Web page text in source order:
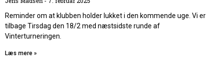
Reminder om at klubben holder lukket i den kommende uge. Vi er
tilbage Tirsdag den 18/2 med næstsidste runde af
Vinterturneringen.
Læs mere »